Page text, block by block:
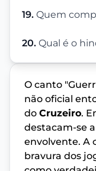
19. Quem
20. Qual é o
O canto
não oficial
do Cruzeiro.
destacam-se
envolvente. A
bravura dos